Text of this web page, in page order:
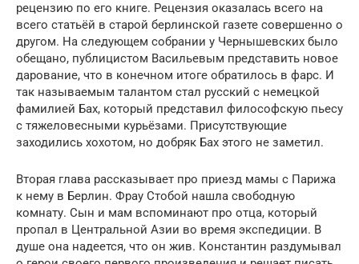
рецензию по его книге. Рецензия оказалась всего на
всего статьёй в старой берлинской газете совершенно о
другом. На следующем собрании у Чернышевских было
обещано, публицистом Васильевым представить новое
дарование, что в конечном итоге обратилось в фарс. И
так называемым талантом стал русский с немецкой
фамилией Бах, который представил философскую пьесу
с тяжеловесными курьёзами. Присутствующие
заходились хохотом, но добряк Бах этого не заметил.
Вторая глава рассказывает про приезд мамы с Парижа
к нему в Берлин. Фрау Стобой нашла свободную
комнату. Сын и мам вспоминают про отца, который
пропал в Центральной Азии во время экспедиции. В
душе она надеется, что он жив. Константин раздумывал